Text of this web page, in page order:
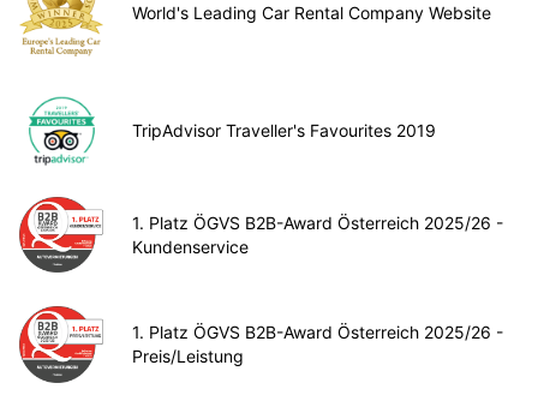
World's Leading Car Rental Company Website
TripAdvisor Traveller's Favourites 2019
1. Platz ÖGVS B2B-Award Österreich 2025/26 -
Kundenservice
1. Platz ÖGVS B2B-Award Österreich 2025/26 -
Preis/Leistung